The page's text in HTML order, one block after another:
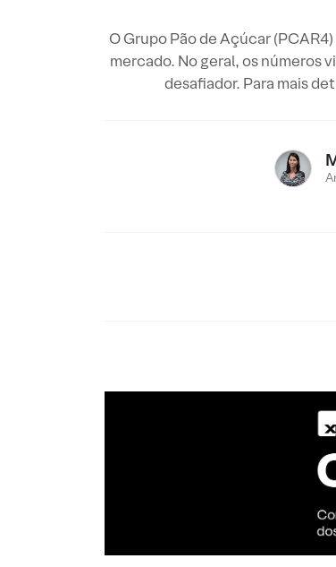
O Grupo Pão de Açúcar
mercado. No geral, os números
desafiador. Para mais